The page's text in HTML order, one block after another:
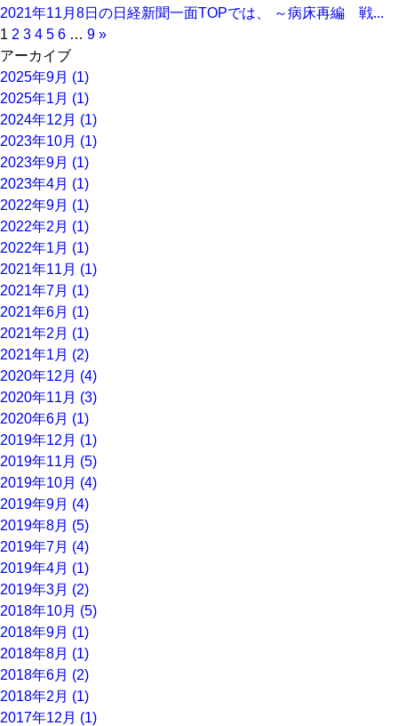
2021年11月8日の日経新聞一面TOPでは、 ～病床再編 戦...
1 2 3 4 5 6 … 9 »
アーカイブ
2025年9月 (1)
2025年1月 (1)
2024年12月 (1)
2023年10月 (1)
2023年9月 (1)
2023年4月 (1)
2022年9月 (1)
2022年2月 (1)
2022年1月 (1)
2021年11月 (1)
2021年7月 (1)
2021年6月 (1)
2021年2月 (1)
2021年1月 (2)
2020年12月 (4)
2020年11月 (3)
2020年6月 (1)
2019年12月 (1)
2019年11月 (5)
2019年10月 (4)
2019年9月 (4)
2019年8月 (5)
2019年7月 (4)
2019年4月 (1)
2019年3月 (2)
2018年10月 (5)
2018年9月 (1)
2018年8月 (1)
2018年6月 (2)
2018年2月 (1)
2017年12月 (1)